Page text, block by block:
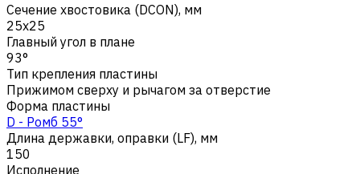
Сечение хвостовика (DCON), мм
25x25
Главный угол в плане
93°
Тип крепления пластины
Прижимом сверху и рычагом за отверстие
Форма пластины
D - Ромб 55°
Длина державки, оправки (LF), мм
150
Исполнение